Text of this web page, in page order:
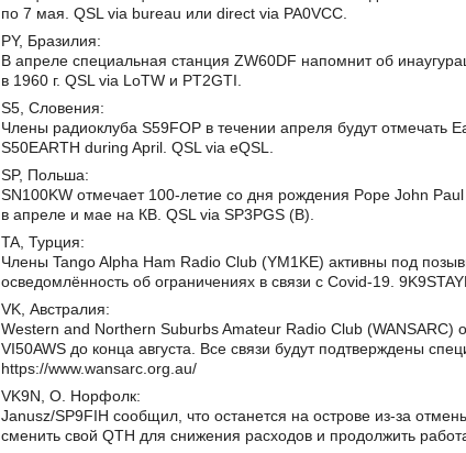
по 7 мая. QSL via bureau или direct via PA0VCC.
PY, Бразилия:
В апреле специальная станция ZW60DF напомнит об
в 1960 г. QSL via LoTW и PT2GTI.
S5, Словения:
Члены радиоклуба S59FOP в течении апреля будут отмечать
S50EARTH during April. QSL via eQSL.
SP, Польша:
SN100KW отмечает 100-летие со дня рождения Pope John
в апреле и мае на КВ. QSL via SP3PGS (B).
TA, Турция:
Члены Tango Alpha Ham Radio Club (YM1KE) активны под
осведомлённость об ограничениях в связи с Covid-19.
VK, Австралия:
Western and Northern Suburbs Amateur Radio Club (WANSARC)
VI50AWS до конца августа. Все связи будут подтверждены
https://www.wansarc.org.au/
VK9N, О. Норфолк:
Janusz/SP9FIH сообщил, что останется на острове из-за
сменить свой QTH для снижения расходов и продолжить